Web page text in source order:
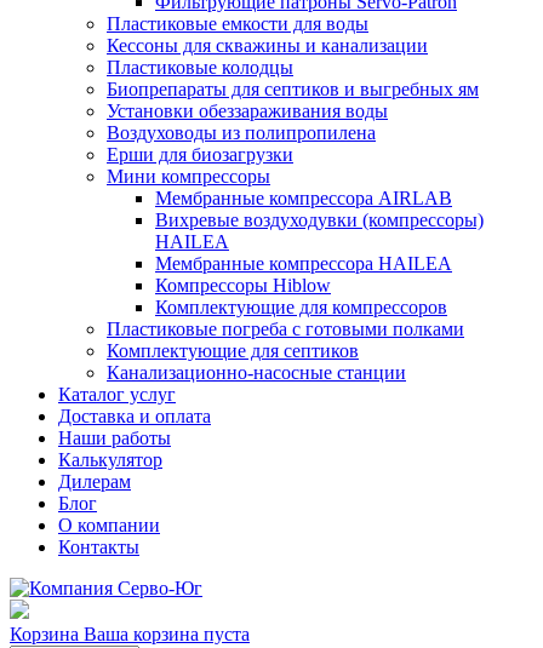
Пластиковые емкости для воды
Кессоны для скважины и канализации
Пластиковые колодцы
Биопрепараты для септиков и выгребных ям
Установки обеззараживания воды
Воздуховоды из полипропилена
Ерши для биозагрузки
Мини компрессоры
Мембранные компрессора AIRLAB
Вихревые воздуходувки (компрессоры)
HAILEA
Мембранные компрессора HAILEA
Компрессоры Hiblow
Комплектующие для компрессоров
Пластиковые погреба с готовыми полками
Комплектующие для септиков
Канализационно-насосные станции
Каталог услуг
Доставка и оплата
Наши работы
Калькулятор
Дилерам
Блог
О компании
Контакты
Корзина Ваша корзина пуста